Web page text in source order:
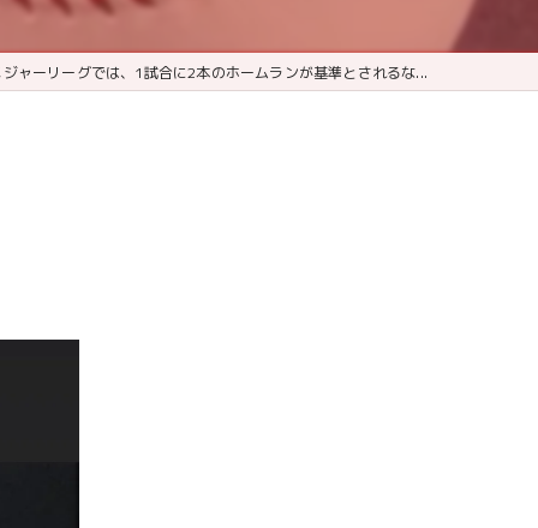
ジャーリーグでは、1試合に2本のホームランが基準とされるな...